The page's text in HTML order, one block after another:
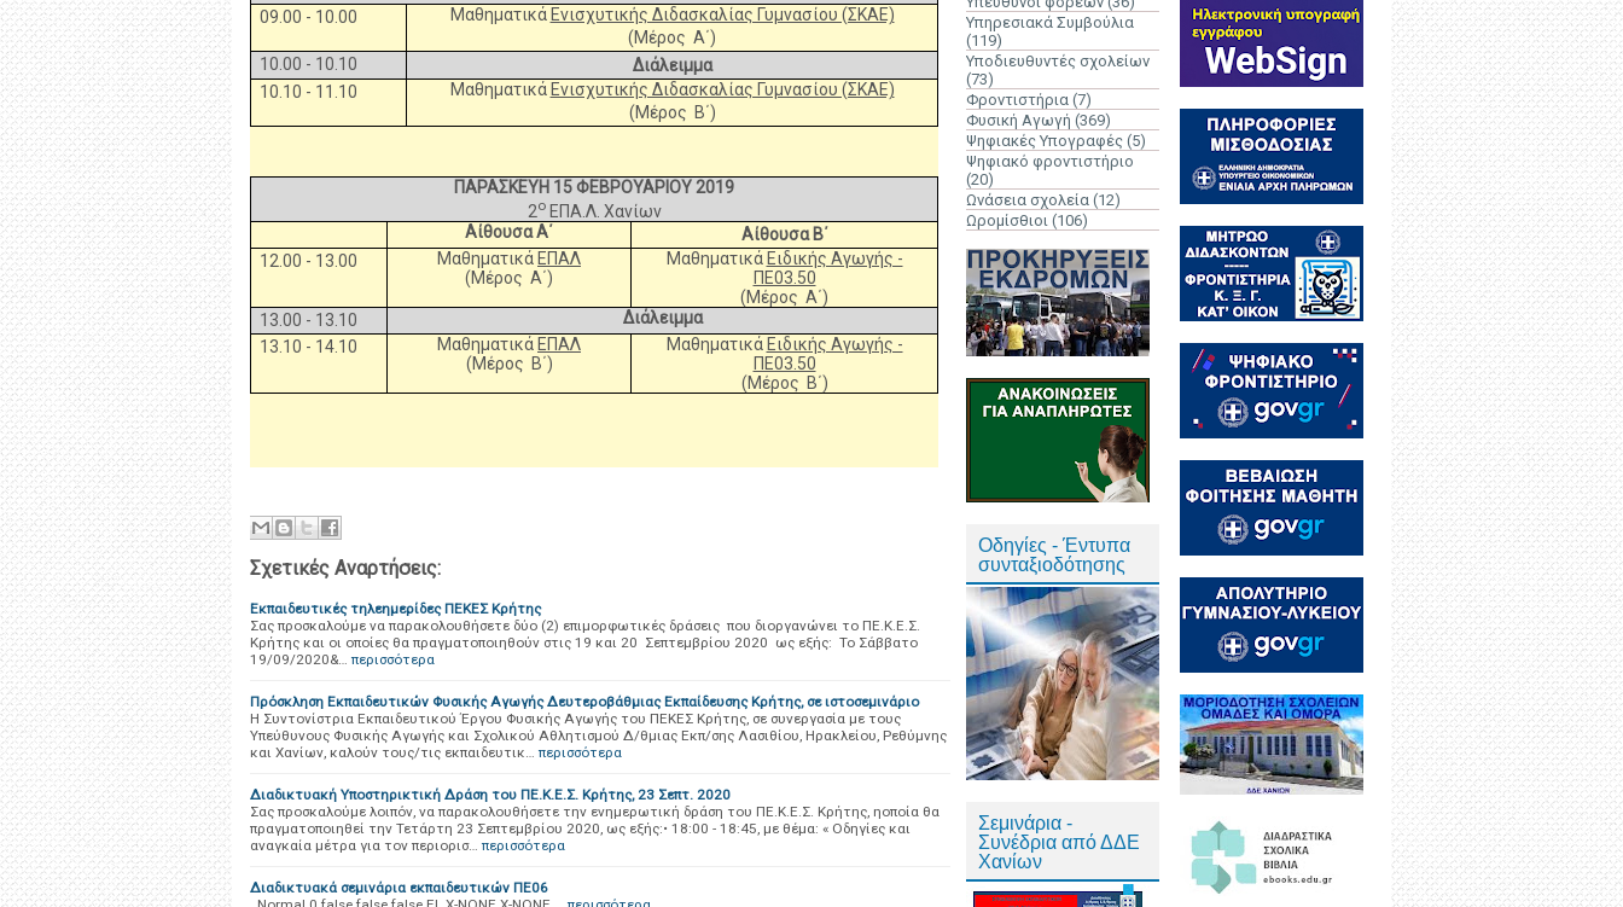
09.00 - 10.00
Μαθηματικά Ενισχυτικής Διδασκαλίας Γυμνασίου (ΣΚΑΕ)
(Μέρος Α΄)
10.00 - 10.10
Διάλειμμα
10.10 - 11.10
Μαθηματικά Ενισχυτικής Διδασκαλίας Γυμνασίου (ΣΚΑΕ)
(Μέρος Β΄)
ΠΑΡΑΣΚΕΥΗ 15 ΦΕΒΡΟΥΑΡΙΟΥ 2019
2ο ΕΠΑ.Λ. Χανίων
Αίθουσα Α΄
Αίθουσα Β΄
12.00 - 13.00
Μαθηματικά ΕΠΑΛ
(Μέρος Α΄)
Μαθηματικά Ειδικής Αγωγής -
ΠΕ03.50
(Μέρος Α΄)
13.00 - 13.10
Διάλειμμα
13.10 - 14.10
Μαθηματικά ΕΠΑΛ
(Μέρος Β΄)
Μαθηματικά Ειδικής Αγωγής -
ΠΕ03.50
(Μέρος Β΄)
Σχετικές Αναρτήσεις:
Εκπαιδευτικές τηλεημερίδες ΠΕΚΕΣ Κρήτης
Σας προσκαλούμε να παρακολουθήσετε δύο (2) επιμορφωτικές δράσεις που διοργανώνει το ΠΕ.Κ.Ε.Σ.
Κρήτης και οι οποίες θα πραγματοποιηθούν στις 19 και 20 Σεπτεμβρίου 2020 ως εξής: Το Σάββατο
19/09/2020&… περισσότερα
Πρόσκληση Εκπαιδευτικών Φυσικής Αγωγής Δευτεροβάθμιας Εκπαίδευσης Κρήτης, σε ιστοσεμινάριο
Η Συντονίστρια Εκπαιδευτικού Έργου Φυσικής Αγωγής του ΠΕΚΕΣ Κρήτης, σε συνεργασία με τους
Υπεύθυνους Φυσικής Αγωγής και Σχολικού Αθλητισμού Δ/θμιας Εκπ/σης Λασιθίου, Ηρακλείου, Ρεθύμνης
και Χανίων, καλούν τους/τις εκπαιδευτικ… περισσότερα
Διαδικτυακή Υποστηρικτική Δράση του ΠΕ.Κ.Ε.Σ. Κρήτης, 23 Σεπτ. 2020
Σας προσκαλούμε λοιπόν, να παρακολουθήσετε την ενημερωτική δράση του ΠΕ.Κ.Ε.Σ. Κρήτης, ηοποία θα
πραγματοποιηθεί την Τετάρτη 23 Σεπτεμβρίου 2020, ως εξής:• 18:00 - 18:45, με θέμα: « Οδηγίες και
αναγκαία μέτρα για τον περιορισ… περισσότερα
Διαδικτυακά σεμινάρια εκπαιδευτικών ΠΕ06
Υπηρεσιακά Συμβούλια
(119)
Υποδιευθυντές σχολείων
(73)
Φροντιστήρια (7)
Φυσική Αγωγή (369)
Ψηφιακές Υπογραφές (5)
Ψηφιακό φροντιστήριο
(20)
Ωνάσεια σχολεία (12)
Ωρομίσθιοι (106)
Οδηγίες - Έντυπα
συνταξιοδότησης
Σεμινάρια -
Συνέδρια από ΔΔΕ
Χανίων